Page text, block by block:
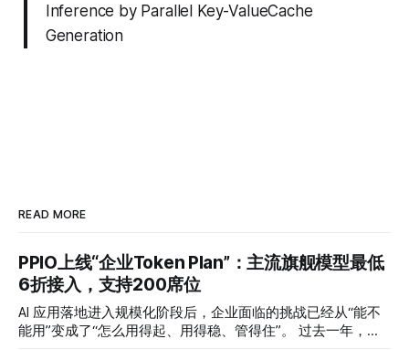
Inference by Parallel Key-ValueCache
Generation
READ MORE
PPIO上线“企业Token Plan”：主流旗舰模型最低
6折接入，支持200席位
AI 应用落地进入规模化阶段后，企业面临的挑战已经从“能不
能用”变成了“怎么用得起、用得稳、管得住”。 过去一年，模